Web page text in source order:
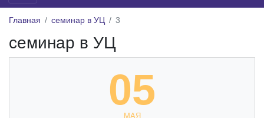
Главная семинар в УЦ 3
семинар в УЦ
05
МАЯ